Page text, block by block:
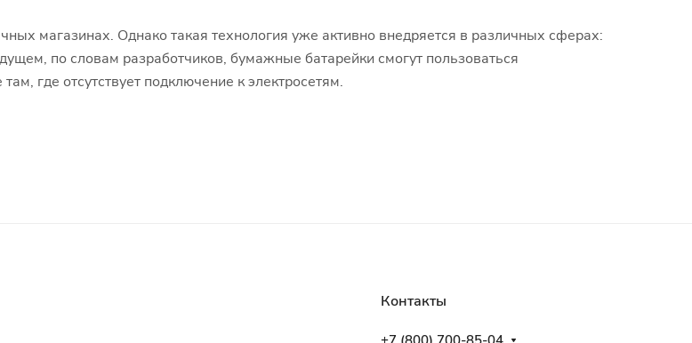
магазинах. Однако такая технология уже активно внедряется в различных сферах:
по словам разработчиков, бумажные батарейки смогут пользоваться
где отсутствует подключение к электросетям.
Контакты